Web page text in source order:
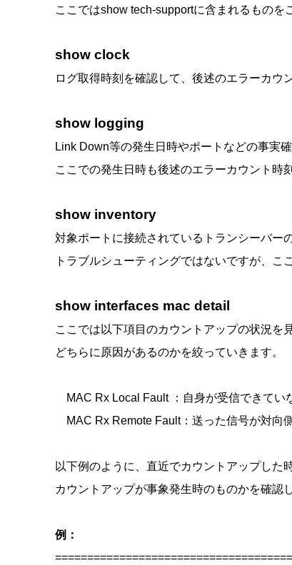
ここではshow tech-supportに含まれるものを
show clock
ログ取得時刻を確認して、後述のエラーカウ
show logging
Link Down等の発生日時やポートなどの事実確
ここでの発生日時も後述のエラーカウント時
show inventory
対象ポートに接続されているトランシーバー
トラブルシューティングではないですが、こ
show interfaces mac detail
ここでは以下項目のカウントアップの状況を
どちらに原因があるのかを絞っていきます。
MAC Rx Local Fault ：自身が受信できてい
MAC Rx Remote Fault：送った信号が対向
以下例のように、直近でカウントアップした
カウントアップが事象発生時のものかを確認
例：